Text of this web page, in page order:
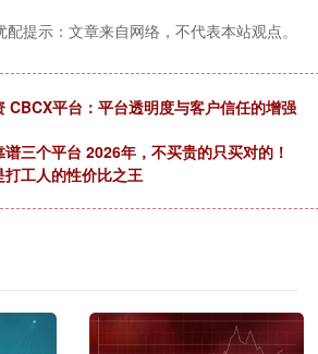
配提示：文章来自网络，不代表本站观点。
CBCX平台：平台透明度与客户信任的增强
三个平台 2026年，不买贵的只买对的！
工人的性价比之王